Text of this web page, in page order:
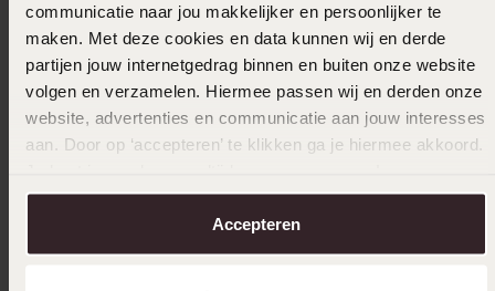
communicatie naar jou makkelijker en persoonlijker te
maken. Met deze cookies en data kunnen wij en derde
partijen jouw internetgedrag binnen en buiten onze website
volgen en verzamelen. Hiermee passen wij en derden onze
website, advertenties en communicatie aan jouw interesses
aan. Door op ‘accepteren’ te klikken ga je hiermee akkoord.
over in onscookiebeleid.
Accepteren